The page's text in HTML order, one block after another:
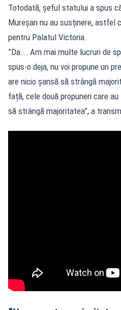
Totodată, șeful statului a spus
Mureșan nu au susținere, astfel
pentru Palatul Victoria.
”Da... Am mai multe lucruri de
spus-o deja, nu voi propune un
are nicio șansă să strângă
față, cele două propuneri care
să strângă majoritatea”, a